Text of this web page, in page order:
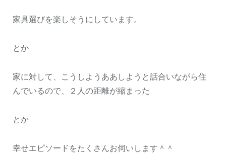
家具選びを楽しそうにしています。
とか
家に対して、こうしようああしようと話合いながら住
んでいるので、２人の距離が縮まった
とか
幸せエピソードをたくさんお伺いします＾＾